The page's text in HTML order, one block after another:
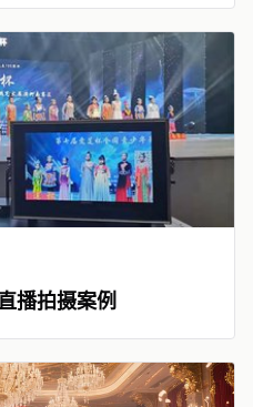
播拍摄案例